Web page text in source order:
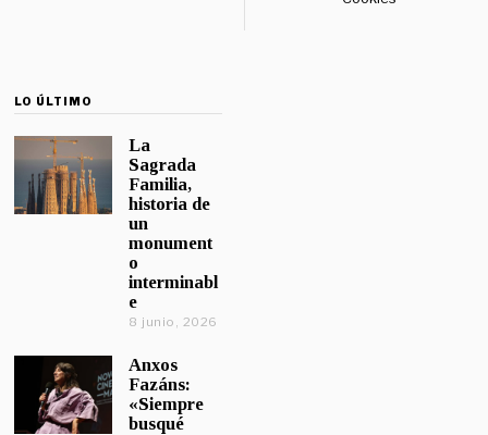
LO ÚLTIMO
La
Sagrada
Familia,
historia de
un
monument
o
interminabl
e
8 junio, 2026
Anxos
Fazáns:
«Siempre
busqué